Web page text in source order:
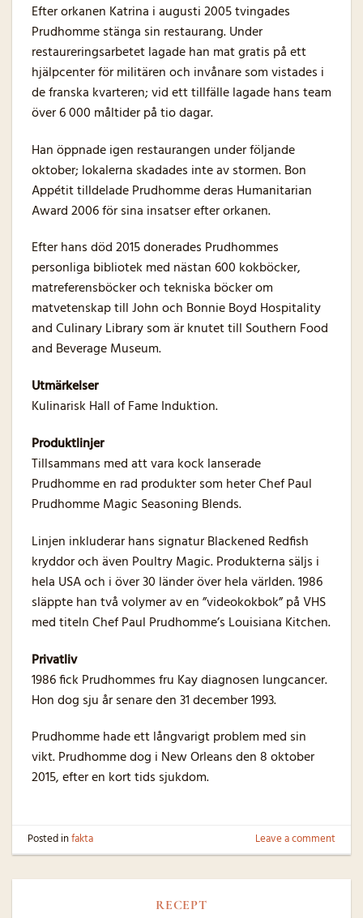
Efter orkanen Katrina i augusti 2005 tvingades
Prudhomme stänga sin restaurang. Under
restaureringsarbetet lagade han mat gratis på ett
hjälpcenter för militären och invånare som vistades i
de franska kvarteren; vid ett tillfälle lagade hans team
över 6 000 måltider på tio dagar.
Han öppnade igen restaurangen under följande
oktober; lokalerna skadades inte av stormen. Bon
Appétit tilldelade Prudhomme deras Humanitarian
Award 2006 för sina insatser efter orkanen.
Efter hans död 2015 donerades Prudhommes
personliga bibliotek med nästan 600 kokböcker,
matreferensböcker och tekniska böcker om
matvetenskap till John och Bonnie Boyd Hospitality
and Culinary Library som är knutet till Southern Food
and Beverage Museum.
Utmärkelser
Kulinarisk Hall of Fame Induktion.
Produktlinjer
Tillsammans med att vara kock lanserade
Prudhomme en rad produkter som heter Chef Paul
Prudhomme Magic Seasoning Blends.
Linjen inkluderar hans signatur Blackened Redfish
kryddor och även Poultry Magic. Produkterna säljs i
hela USA och i över 30 länder över hela världen. 1986
släppte han två volymer av en ”videokokbok” på VHS
med titeln Chef Paul Prudhomme’s Louisiana Kitchen.
Privatliv
1986 fick Prudhommes fru Kay diagnosen lungcancer.
Hon dog sju år senare den 31 december 1993.
Prudhomme hade ett långvarigt problem med sin
vikt. Prudhomme dog i New Orleans den 8 oktober
2015, efter en kort tids sjukdom.
Posted infakta Leave a comment
RECEPT